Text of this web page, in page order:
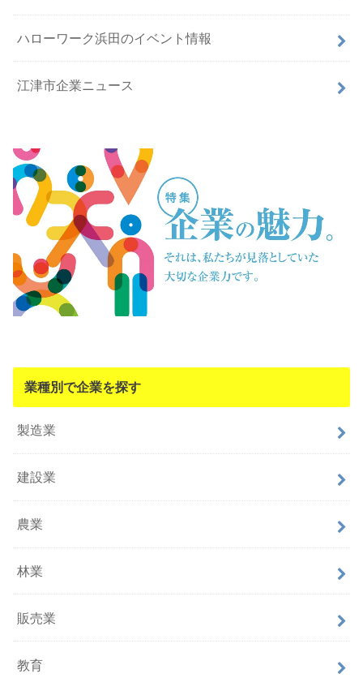
ハローワーク浜田のイベント情報
江津市企業ニュース
業種別で企業を探す
製造業
建設業
農業
林業
販売業
教育